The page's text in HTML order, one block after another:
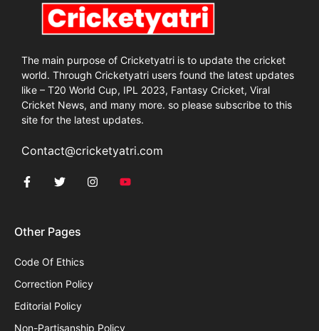
The main purpose of Cricketyatri is to update the cricket
world. Through Cricketyatri users found the latest updates
like – T20 World Cup, IPL 2023, Fantasy Cricket, Viral
Cricket News, and many more. so please subscribe to this
site for the latest updates.
Contact@cricketyatri.com
Other Pages
Code Of Ethics
Correction Policy
Editorial Policy
Non-Partisanship Policy